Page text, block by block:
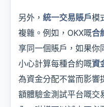
另外， 統一交易賬戶模
複雜。例如，OKX嘅合
享同一個賬戶，如果你
小心計算每種合約嘅資
為資金分配不當而影響
額體驗金測試平台嘅交